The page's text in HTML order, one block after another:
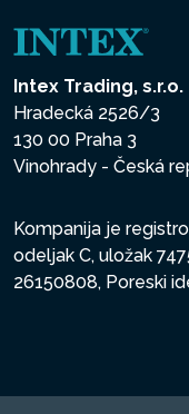
Intex Trading, s.r.o.
Hradecká 2526/3
130 00 Praha 3
Vinohrady - Česká
Kompanija je
odeljak C, uložak
26150808, Poreski